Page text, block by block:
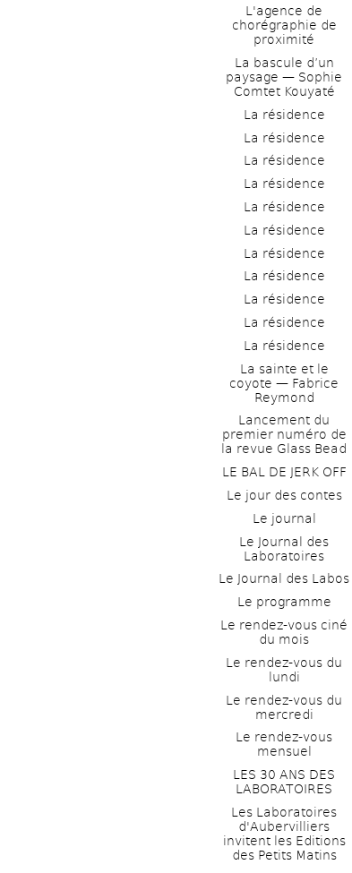
L'agence de
chorégraphie de
proximité
La bascule d’un
paysage — Sophie
Comtet Kouyaté
La résidence
La résidence
La résidence
La résidence
La résidence
La résidence
La résidence
La résidence
La résidence
La résidence
La résidence
La sainte et le
coyote — Fabrice
Reymond
Lancement du
premier numéro de
la revue Glass Bead
LE BAL DE JERK OFF
Le jour des contes
Le journal
Le Journal des
Laboratoires
Le Journal des Labos
Le programme
Le rendez-vous ciné
du mois
Le rendez-vous du
lundi
Le rendez-vous du
mercredi
Le rendez-vous
mensuel
LES 30 ANS DES
LABORATOIRES
Les Laboratoires
d'Aubervilliers
invitent les Editions
des Petits Matins